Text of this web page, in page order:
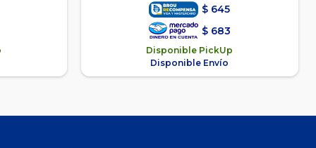
$ 645
$ 683
Disponible PickUp
Disponible Envío